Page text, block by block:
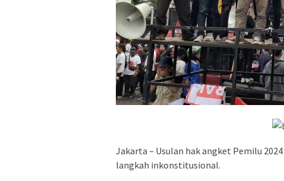
Jakarta – Usulan hak angket Pemilu
langkah inkonstitusional.